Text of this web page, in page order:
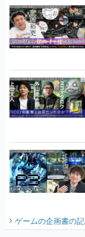
ゲームの企画書の